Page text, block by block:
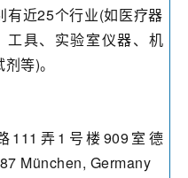
有近25个行业(如医疗器
工具、实验室仪器、机
等)。
111弄1号楼909室 德
München, Germany